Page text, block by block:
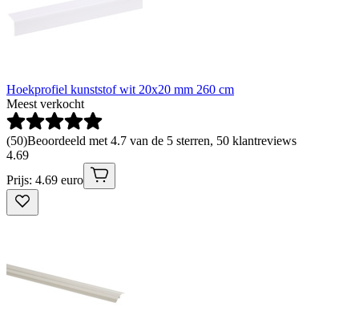
Hoekprofiel kunststof wit 20x20 mm 260 cm
Meest verkocht
(50)Beoordeeld met 4.7 van de 5 sterren, 50 klantreviews
4.69
Prijs: 4.69 euro